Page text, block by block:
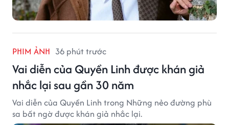
PHIM ẢNH 36 phút trước
Vai diễn của Quyền Linh được khán giả
nhắc lại sau gần 30 năm
Vai diễn của Quyền Linh trong Những nẻo đường phù
sa bất ngờ được khán giả nhắc lại.